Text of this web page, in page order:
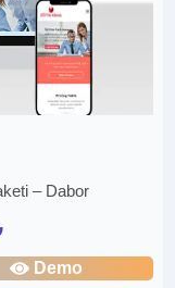
– Dabor
Demo